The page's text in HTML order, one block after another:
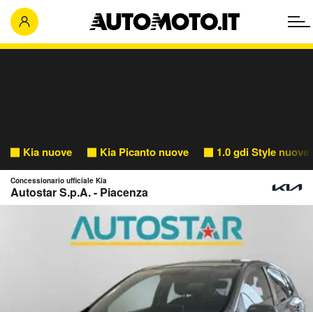
Kia nuove Kia Picanto nuove 1.0 gdi Style nuove
Concessionario ufficiale Kia
Autostar S.p.A. - Piacenza